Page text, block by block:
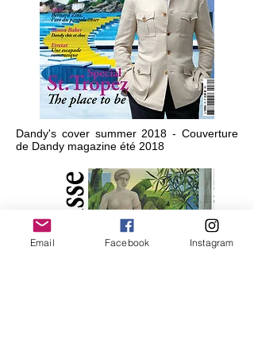
Dandy's cover summer 2018 - Couverture
de Dandy magazine été 2018
Email Facebook Instagram